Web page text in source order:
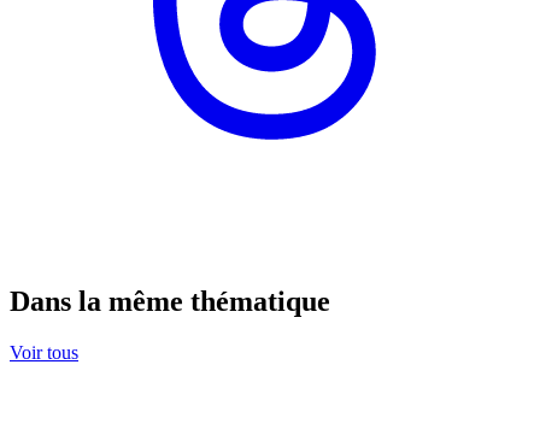
Dans la même thématique
Voir tous